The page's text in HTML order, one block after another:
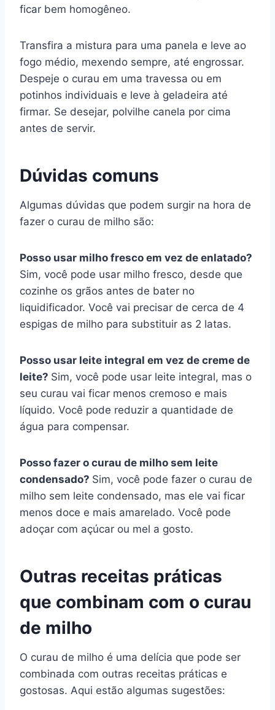
ficar bem homogêneo.
Transfira a mistura para uma panela e leve ao
fogo médio, mexendo sempre, até engrossar.
Despeje o curau em uma travessa ou em
potinhos individuais e leve à geladeira até
firmar. Se desejar, polvilhe canela por cima
antes de servir.
Dúvidas comuns
Algumas dúvidas que podem surgir na hora de
fazer o curau de milho são:
Posso usar milho fresco em vez de enlatado?
Sim, você pode usar milho fresco, desde que
cozinhe os grãos antes de bater no
liquidificador. Você vai precisar de cerca de 4
espigas de milho para substituir as 2 latas.
Posso usar leite integral em vez de creme de
leite? Sim, você pode usar leite integral, mas o
seu curau vai ficar menos cremoso e mais
líquido. Você pode reduzir a quantidade de
água para compensar.
Posso fazer o curau de milho sem leite
condensado? Sim, você pode fazer o curau de
milho sem leite condensado, mas ele vai ficar
menos doce e mais amarelado. Você pode
adoçar com açúcar ou mel a gosto.
Outras receitas práticas
que combinam com o curau
de milho
O curau de milho é uma delícia que pode ser
combinada com outras receitas práticas e
gostosas. Aqui estão algumas sugestões: